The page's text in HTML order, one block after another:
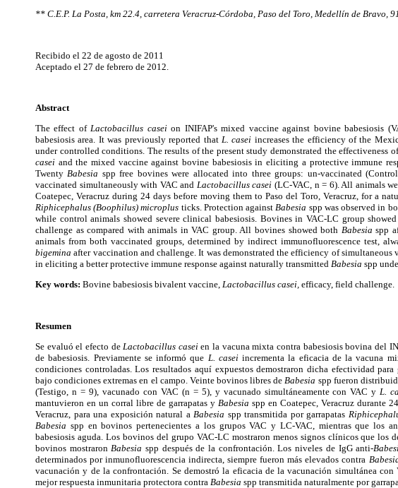
** C.E.P. La Posta, km 22.4, carretera Veracruz-Córdoba, Paso del Toro, Medellín de Bravo,
Recibido el 22 de agosto de 2011
Aceptado el 27 de febrero de 2012.
Abstract
The effect ofLactobacillus caseion INIFAP's mixed vaccine against bovine babesiosis
babesiosis area. It was previously reported that L. casei increases the efficiency of the
under controlled conditions. The results of the present study demonstrated the effectiveness
casei and the mixed vaccine against bovine babesiosis in eliciting a protective immune
TwentyBabesia spp free bovines were allocated into three groups: un-vaccinated
vaccinated simultaneously with VAC and Lactobacillus casei (LC-VAC, n = 6). All animals
Coatepec, Veracruz during 24 days before moving them to Paso del Toro, Veracruz, for a
Riphicephalus (Boophilus) microplus ticks. Protection againstBabesia spp was observed in
while control animals showed severe clinical babesiosis. Bovines in VAC-LC group
challenge as compared with animals in VAC group. All bovines showed both Babesia spp
animals from both vaccinated groups, determined by indirect immunofluorescence test,
bigemina after vaccination and challenge. It was demonstrated the efficiency of
in eliciting a better protective immune response against naturally transmitted Babesia spp
Key words: Bovine babesiosis bivalent vaccine, Lactobacillus casei, efficacy, field challenge.
Resumen
Se evaluó el efecto de Lactobacillus caseien la vacuna mixta contra babesiosis bovina del
de babesiosis. Previamente se informó que L. caseiincrementa la eficacia de la vacuna
condiciones controladas. Los resultados aquí expuestos demostraron dicha efectividad
bajo condiciones extremas en el campo. Veinte bovinos libres de Babesia spp fueron
(Testigo, n = 9), vacunado con VAC (n = 5), y vacunado simultáneamente con VAC y L.
mantuvieron en un corral libre de garrapatas y Babesia spp en Coatepec, Veracruz durante
Veracruz, para una exposición natural a Babesia spp transmitida por garrapatas
Babesia spp en bovinos pertenecientes a los grupos VAC y LC-VAC, mientras que los
babesiosis aguda. Los bovinos del grupo VAC-LC mostraron menos signos clínicos que los
bovinos mostraron Babesia spp después de la confrontación. Los niveles de IgG anti-
determinados por inmunofluorescencia indirecta, siempre fueron más elevados contra
vacunación y de la confrontación. Se demostró la eficacia de la vacunación simultánea con
mejor respuesta inmunitaria protectora contra Babesia spp transmitida naturalmente por